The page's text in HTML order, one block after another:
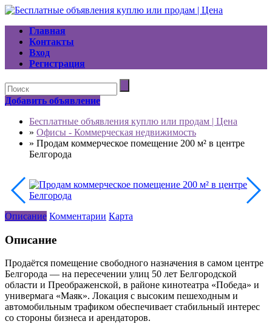
Главная
Контакты
Вход
Регистрация
Добавить объявление
Бесплатные объявления куплю или продам | Цена
» Офисы - Коммерческая недвижимость
» Продам коммерческое помещение 200 м² в центре
Белгорода
Описание Комментарии Карта
Описание
Продаётся помещение свободного назначения в самом центре
Белгорода — на пересечении улиц 50 лет Белгородской
области и Преображенской, в районе кинотеатра «Победа» и
универмага «Маяк». Локация с высоким пешеходным и
автомобильным трафиком обеспечивает стабильный интерес
со стороны бизнеса и арендаторов.